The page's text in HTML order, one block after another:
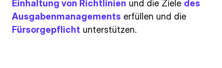
Einhaltung von Richtlinien und die Ziele des
Ausgabenmanagements erfüllen und die
Fürsorgepflicht unterstützen.